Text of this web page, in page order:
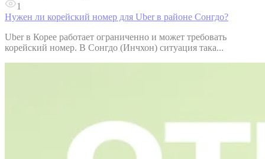
1
Нужен ли корейский номер для Uber в районе Сонгдо?
Uber в Корее работает ограниченно и может требовать
корейский номер. В Сонгдо (Инчхон) ситуация така...